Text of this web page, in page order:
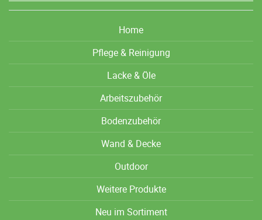
Home
Pflege & Reinigung
Lacke & Öle
Arbeitszubehör
Bodenzubehör
Wand & Decke
Outdoor
Weitere Produkte
Neu im Sortiment